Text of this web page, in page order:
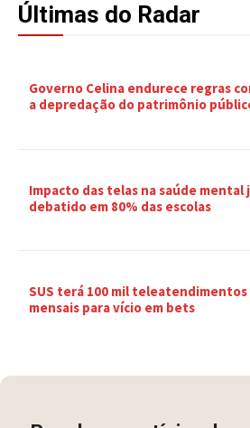
Últimas do Radar
Governo Celina endurece regras
a depredação do patrimônio
Impacto das telas na saúde mental
debatido em 80% das escolas
SUS terá 100 mil teleatendimentos
mensais para vício em bets